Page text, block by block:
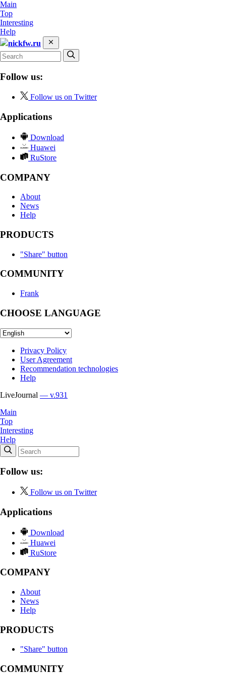
Main
Top
Interesting
Help
nickfw.ru
Follow us:
Follow us on Twitter
Applications
Download
Huawei
RuStore
COMPANY
About
News
Help
PRODUCTS
"Share" button
COMMUNITY
Frank
CHOOSE LANGUAGE
Privacy Policy
User Agreement
Recommendation technologies
Help
LiveJournal — v.931
Main
Top
Interesting
Help
Follow us:
Follow us on Twitter
Applications
Download
Huawei
RuStore
COMPANY
About
News
Help
PRODUCTS
"Share" button
COMMUNITY